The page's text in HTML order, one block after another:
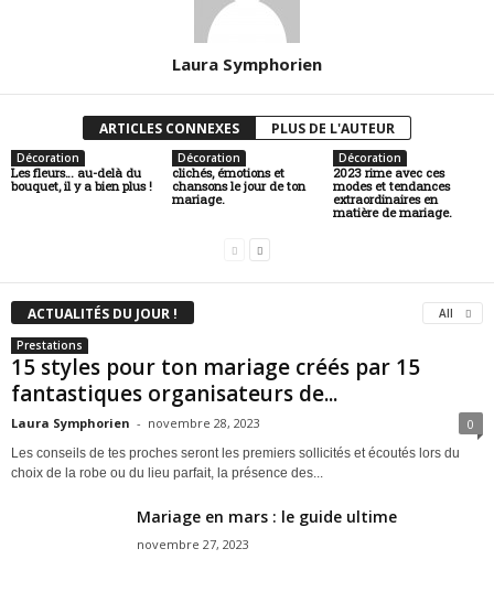
Laura Symphorien
ARTICLES CONNEXES PLUS DE L'AUTEUR
Décoration
Les fleurs… au-delà du
bouquet, il y a bien plus !
Décoration
clichés, émotions et
chansons le jour de ton
mariage.
Décoration
2023 rime avec ces
modes et tendances
extraordinaires en
matière de mariage.
ACTUALITÉS DU JOUR ! All
Prestations
15 styles pour ton mariage créés par 15
fantastiques organisateurs de...
Laura Symphorien - novembre 28, 2023 0
Les conseils de tes proches seront les premiers sollicités et écoutés lors du
choix de la robe ou du lieu parfait, la présence des...
Mariage en mars : le guide ultime
novembre 27, 2023